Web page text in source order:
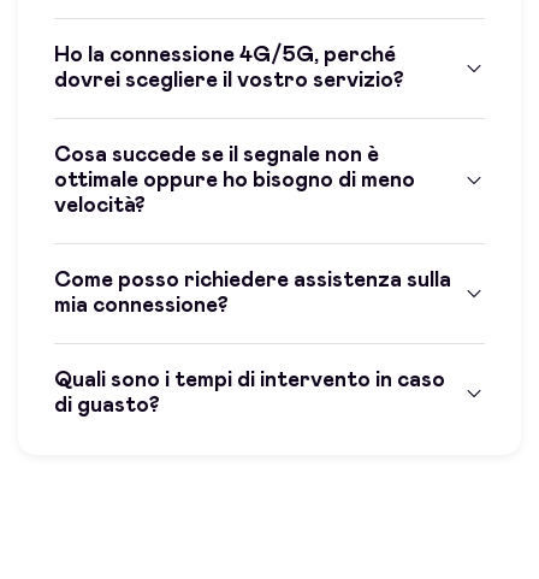
Ho la connessione 4G/5G, perché
dovrei scegliere il vostro servizio?
Cosa succede se il segnale non è
ottimale oppure ho bisogno di meno
velocità?
Come posso richiedere assistenza sulla
mia connessione?
Quali sono i tempi di intervento in caso
di guasto?